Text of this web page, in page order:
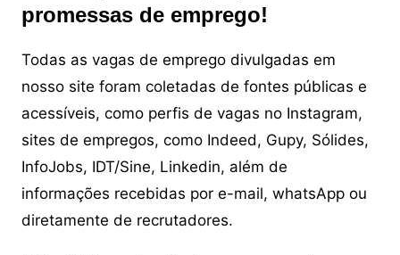
promessas de emprego!
Todas as vagas de emprego divulgadas em
nosso site foram coletadas de fontes públicas e
acessíveis, como perfis de vagas no Instagram,
sites de empregos, como Indeed, Gupy, Sólides,
InfoJobs, IDT/Sine, Linkedin, além de
informações recebidas por e-mail, whatsApp ou
diretamente de recrutadores.